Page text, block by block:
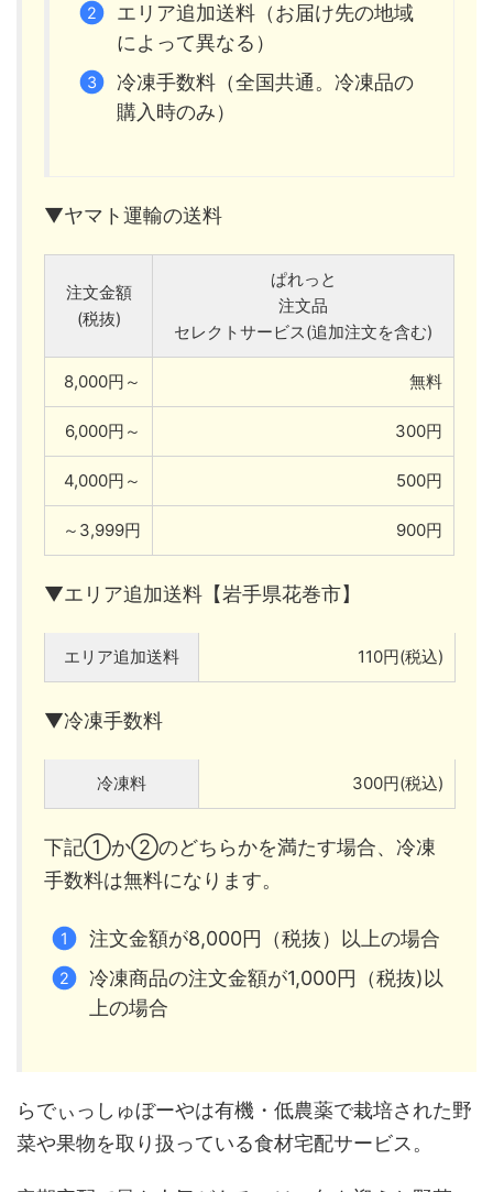
エリア追加送料（お届け先の地域
によって異なる）
冷凍手数料（全国共通。冷凍品の
購入時のみ）
▼ヤマト運輸の送料
注文金額
(税抜)
ぱれっと
注文品
セレクトサービス(追加注文を含む)
8,000円～ 無料
6,000円～ 300円
4,000円～ 500円
～3,999円 900円
▼エリア追加送料【岩手県花巻市】
エリア追加送料 110円(税込)
▼冷凍手数料
冷凍料 300円(税込)
下記①か②のどちらかを満たす場合、冷凍
手数料は無料になります。
注文金額が8,000円（税抜）以上の場合
冷凍商品の注文金額が1,000円（税抜)以
上の場合
らでぃっしゅぼーやは有機・低農薬で栽培された野
菜や果物を取り扱っている食材宅配サービス。